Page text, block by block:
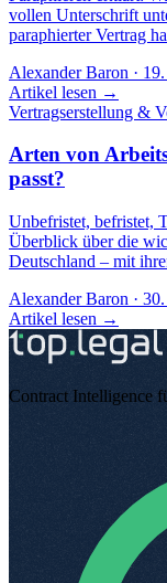
vollen Unterschrift
paraphierter Vertrag
Alexander Baron ·
Artikel lesen →
Vertragserstellung &
Arten von
passt?
Unbefristet, befristet,
Überblick über die
Deutschland – mit
Alexander Baron ·
Artikel lesen →
Contract Intelligence